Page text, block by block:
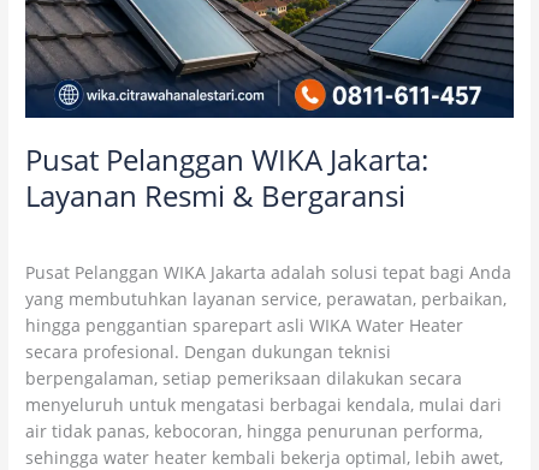
Pusat Pelanggan WIKA Jakarta:
Layanan Resmi & Bergaransi
Pusat Pelanggan WIKA Jakarta adalah solusi tepat bagi Anda
yang membutuhkan layanan service, perawatan, perbaikan,
hingga penggantian sparepart asli WIKA Water Heater
secara profesional. Dengan dukungan teknisi
berpengalaman, setiap pemeriksaan dilakukan secara
menyeluruh untuk mengatasi berbagai kendala, mulai dari
air tidak panas, kebocoran, hingga penurunan performa,
sehingga water heater kembali bekerja optimal, lebih awet,